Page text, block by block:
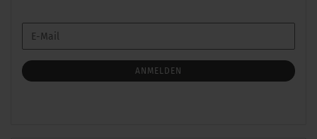
ZUR
ANMELDUNG
E-
Mail
ANMELDEN